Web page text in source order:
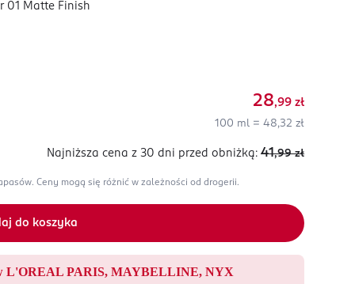
01 Matte Finish
28,99 zł
100 ml = 48,32 zł
Najniższa cena z 30 dni przed obniżką: 41,99 zł
Ceny mogą się różnić w zależności od drogerii.
do koszyka
L'OREAL PARIS, MAYBELLINE, NYX